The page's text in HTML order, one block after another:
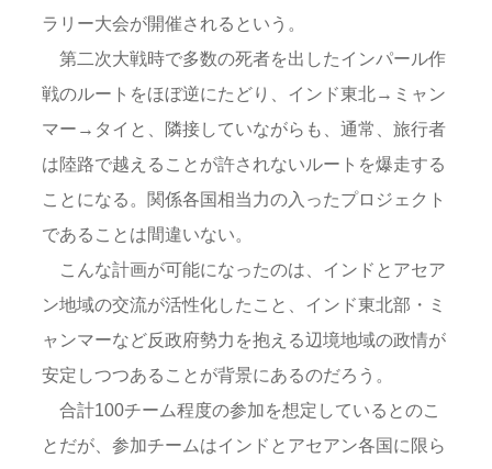
ラリー大会が開催されるという。
第二次大戦時で多数の死者を出したインパール作
戦のルートをほぼ逆にたどり、インド東北→ミャン
マー→タイと、隣接していながらも、通常、旅行者
は陸路で越えることが許されないルートを爆走する
ことになる。関係各国相当力の入ったプロジェクト
であることは間違いない。
こんな計画が可能になったのは、インドとアセア
ン地域の交流が活性化したこと、インド東北部・ミ
ャンマーなど反政府勢力を抱える辺境地域の政情が
安定しつつあることが背景にあるのだろう。
合計100チーム程度の参加を想定しているとのこ
とだが、参加チームはインドとアセアン各国に限ら